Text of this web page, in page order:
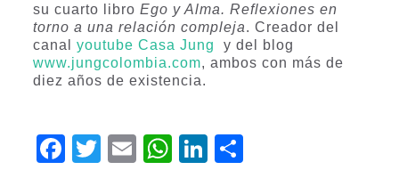
su cuarto libro Ego y Alma. Reflexiones en
torno a una relación compleja. Creador del
canal youtube Casa Jung
y del blog
www.jungcolombia.com, ambos con más de
diez años de existencia.
Facebook
Twitter
Email
WhatsApp
LinkedIn